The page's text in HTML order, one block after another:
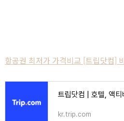
항공권 최저가 가격비교 [트립닷컴]
kr.trip.com